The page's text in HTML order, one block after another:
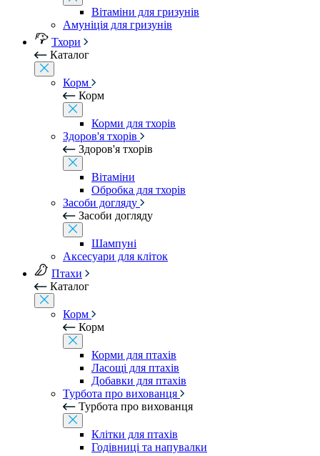
Вітаміни для гризунів
Амуніція для гризунів
Тхори
Каталог
Корм
Корм
Корми для тхорів
Здоров'я тхорів
Здоров'я тхорів
Вітаміни
Обробка для тхорів
Засоби догляду
Засоби догляду
Шампуні
Аксесуари для кліток
Птахи
Каталог
Корм
Корм
Корми для птахів
Ласощі для птахів
Добавки для птахів
Турбота про вихованця
Турбота про вихованця
Клітки для птахів
Годівниці та напувалки